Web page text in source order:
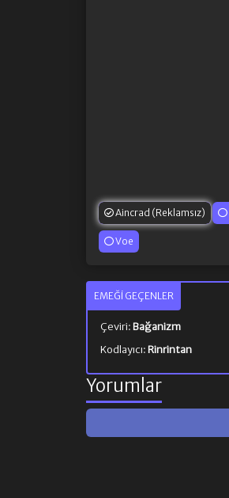
Aincrad (Reklamsız)
Voe
EMEĞI GEÇENLER
Çeviri:Bağanizm
Kodlayıcı:Rinrintan
Yorumlar